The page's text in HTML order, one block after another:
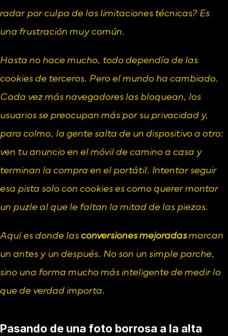
radar por culpa de las limitaciones técnicas? Es
una frustración muy común.
Hasta no hace mucho, todo dependía de las
cookies de terceros. Pero el mundo ha cambiado.
Cada vez más navegadores las bloquean, los
usuarios se preocupan más por su privacidad y,
para colmo, la gente salta de un dispositivo a otro:
ven tu anuncio en el móvil de camino a casa y
terminan la compra en el portátil. Intentar seguir
esa pista solo con cookies es como querer montar
un puzle al que le faltan la mitad de las piezas.
Aquí es donde las conversiones mejoradas marcan
un antes y un después. No son un simple parche,
sino una forma mucho más inteligente de medir lo
que de verdad importa.
Pasando de una foto borrosa a la alta